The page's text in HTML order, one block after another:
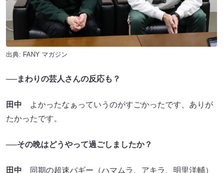
出典: FANY マガジン
──まわりの芸人さんの反応も？
田中 よかったなぁっていうのがすごかったです、ありが
たかったです。
──その晩はどうやって過ごしましたか？
田中 同期の超速バギー（ハマムラ、アキラ、明里洋輔）